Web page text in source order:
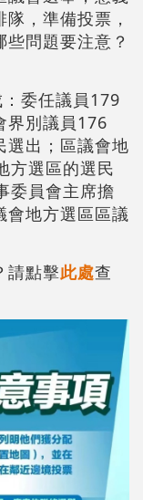
，準備投票，
問題要注意？
委任議員179
界別議員176
選出；區議會地
方選區的選民
委員會主席擔
會地方選區區議
請點擊此處查